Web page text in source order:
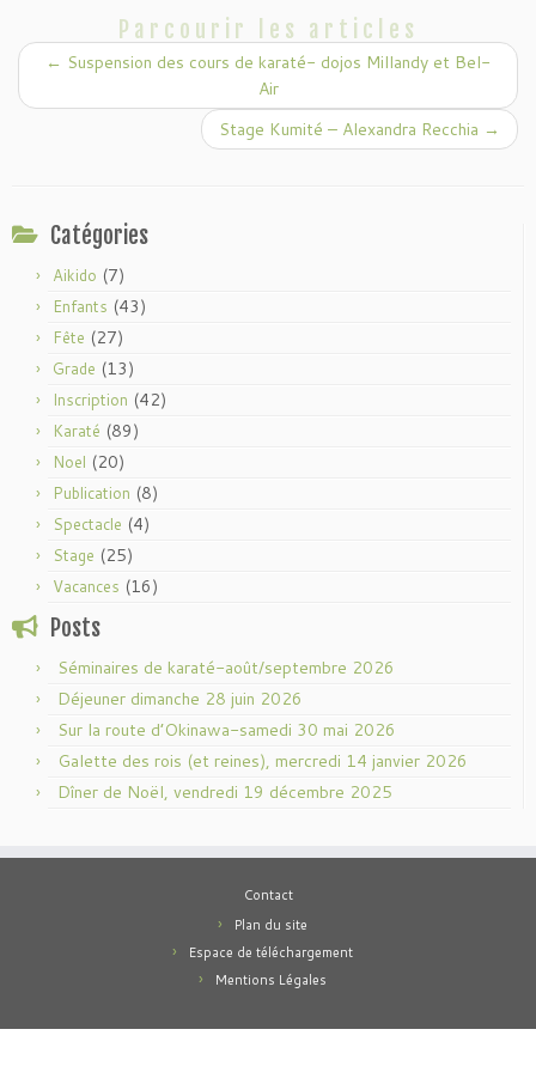
k
Parcourir les articles
← Suspension des cours de karaté- dojos Millandy et Bel-
Air
Stage Kumité – Alexandra Recchia →
Catégories
Aikido (7)
Enfants (43)
Fête (27)
Grade (13)
Inscription (42)
Karaté (89)
Noel (20)
Publication (8)
Spectacle (4)
Stage (25)
Vacances (16)
Posts
Séminaires de karaté-août/septembre 2026
Déjeuner dimanche 28 juin 2026
Sur la route d’Okinawa-samedi 30 mai 2026
Galette des rois (et reines), mercredi 14 janvier 2026
Dîner de Noël, vendredi 19 décembre 2025
Contact
Plan du site
Espace de téléchargement
Mentions Légales